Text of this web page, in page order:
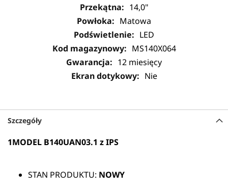
14,0"
Matowa
LED
MS140X064
12 miesięcy
Nie
Szczegóły
1MODEL B140UAN03.1 z IPS
STAN PRODUKTU: NOWY